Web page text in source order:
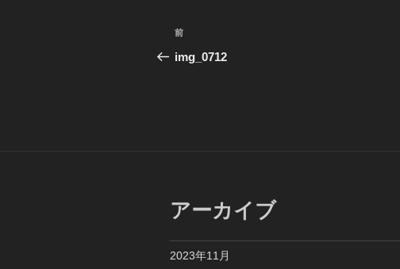
投
稿
シ
ョ
ン
前
の
前
img_0712
アーカイブ
2023年11月